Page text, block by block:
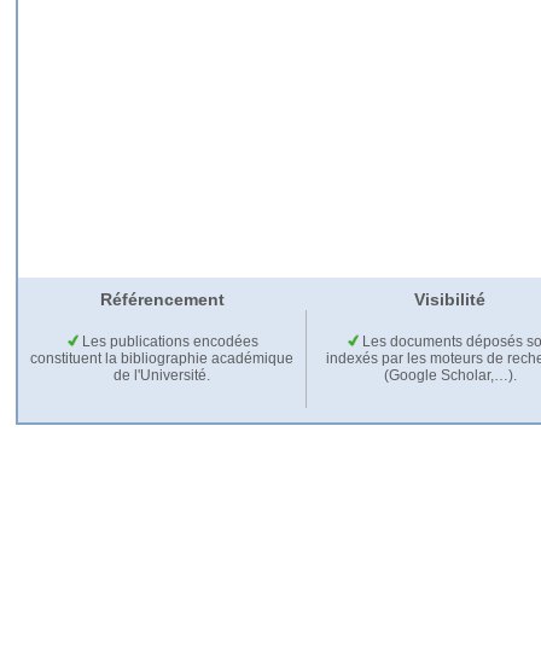
Référencement Visibilité
Les publications encodées
constituent la bibliographie académique
de l'Université.
Les documents déposés
indexés par les moteurs de
(Google Scholar,…).